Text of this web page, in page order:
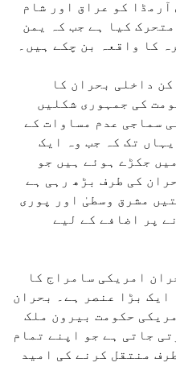
کو عراق اور شام
کیا ہے جب کہ یمن
کا واقعہ بن چکے ہیں۔
داخلی بحران کا
کی جمہوری شکلیں
سماجی عدم مساوات کے
تک کہ جب وہ ایک
جکڑے ہوئے ہیں جو
کی طرف بڑھ رہی ہے
مشرق وسطیٰ اور پوری
پر اضافے کے لیے
امریکی سامراج کا
بڑا عنصر ہے۔ بحران
حکومت بیرون ملک
جاتی ہے جو اپنے تمام
منتقل کرنے کی امید